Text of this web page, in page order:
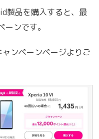
製品を購入すると、最
ンです。
ンペーンページよりご